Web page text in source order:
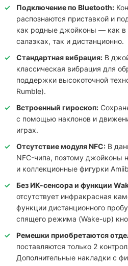
Подключение по Bluetooth:
распознаются приставкой и
как родные джойконы — как в
салазках, так и дистанционно.
Стандартная вибрация: В
классическая вибрация для
поддержки высокоточной
Rumble).
Встроенный гироскоп:
с помощью наклонов и
играх.
Отсутствие модуля NFC: В
NFC-чипа, поэтому джойконы
и коллекционные фигурки
Без ИК-сенсора и функции
отсутствует инфракрасная
функции дистанционного
спящего режима (Wake-up)
Ремешки приобретаются
поставляются только 2
Дополнительные накладки с